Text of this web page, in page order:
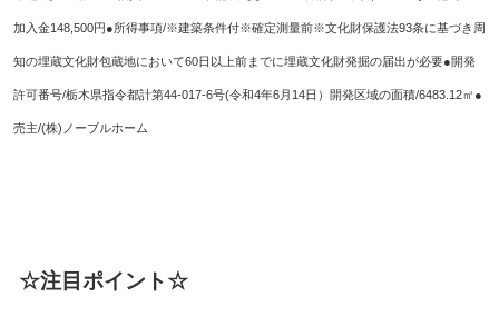
加入金148,500円●所得事項/※建築条件付※確定測量前※文化財保護法93条に基づき周
知の埋蔵文化財包蔵地において60日以上前までに埋蔵文化財発掘の届出が必要●開発
許可番号/栃木県指令都計第44-017-6号(令和4年6月14日）開発区域の面積/6483.12㎡●
売主/(株)ノーブルホーム
☆注目ポイント☆